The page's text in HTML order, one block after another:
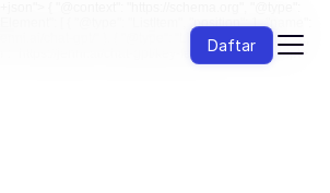
[ { "@type": "ListItem", "position": 1, "name":
chat-gpt/" }, { "@type": "ListItem", "position": 2,
"https://jenni.ai/chat-gpt/key-features" } ] } </script>
Daftar